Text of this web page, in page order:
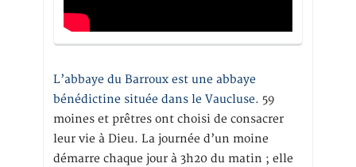
L’abbaye du Barroux est une abbaye
bénédictine située dans le Vaucluse. 59
moines et prêtres ont choisi de consacrer
leur vie à Dieu. La journée d’un moine
démarre chaque jour à 3h20 du matin ; elle